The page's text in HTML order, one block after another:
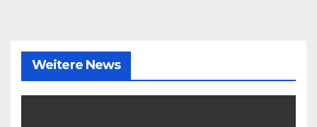
Weitere News